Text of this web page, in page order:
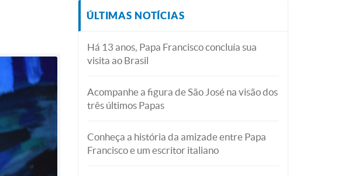
ÚLTIMAS NOTÍCIAS
Há 13 anos, Papa Francisco concluía sua
visita ao Brasil
Acompanhe a figura de São José na visão dos
três últimos Papas
Conheça a história da amizade entre Papa
Francisco e um escritor italiano